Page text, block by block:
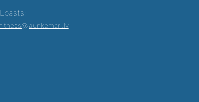
Epasts:
fitness@jaunkemeri.lv